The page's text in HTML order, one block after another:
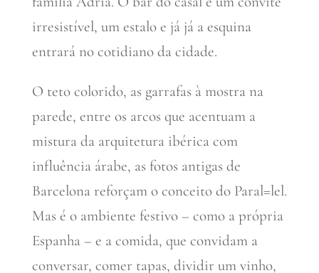
irresistível, um estalo e já já a esquina
entrará no cotidiano da cidade.
O teto colorido, as garrafas à mostra na
parede, entre os arcos que acentuam a
mistura da arquitetura ibérica com
influência árabe, as fotos antigas de
Barcelona reforçam o conceito do Paral=lel.
Mas é o ambiente festivo – como a própria
Espanha – e a comida, que convidam a
conversar, comer tapas, dividir um vinho,